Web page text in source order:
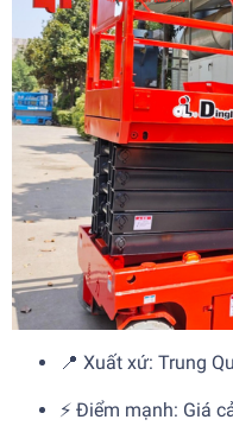
📍 Xuất xứ: Trung
⚡ Điểm mạnh: Giá